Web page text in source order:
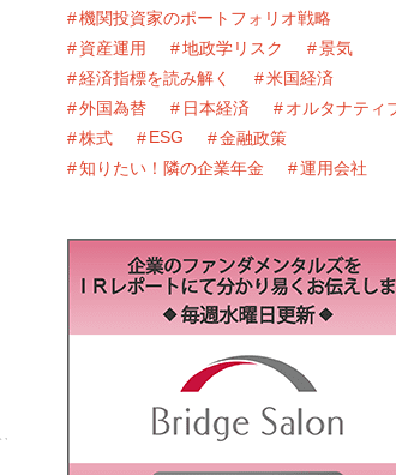
機関投資家のポートフォリオ戦略
資産運用
地政学リスク
景気
経済指標を読み解く
米国経済
外国為替
日本経済
オルタナティ
株式
ESG
金融政策
知りたい！隣の企業年金
運用会社